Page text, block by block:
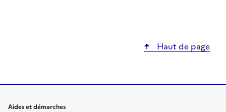
Haut de page
Aides et démarches